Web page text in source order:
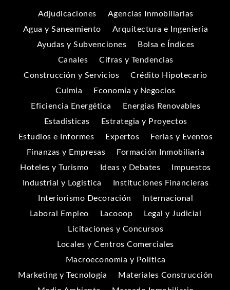
Adjudicaciones
Agencias Inmobiliarias
Agua y Saneamiento
Arquitectura e Ingeniería
Ayudas y Subvenciones
Bolsa e Índices
Canales
Cifras y Tendencias
Construcción y Servicios
Crédito Hipotecario
Culmia
Economía y Negocios
Eficiencia Energética
Energías Renovables
Estadísticas
Estrategia y Proyectos
Estudios e Informes
Expertos
Ferias y Eventos
Finanzas y Empresas
Formación Inmobiliaria
Hoteles y Turismo
Ideas y Debates
Impuestos
Industrial y Logística
Instituciones Financieras
Interiorismo Decoración
Internacional
Laboral Empleo
Lacooop
Legal y Judicial
Licitaciones y Concursos
Locales y Centros Comerciales
Macroeconomía y Política
Marketing y Tecnología
Materiales Construcción